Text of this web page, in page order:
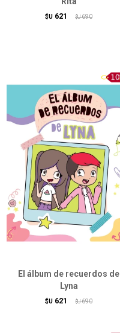
$U 621 $U 690
El álbum de recuerdos de
Lyna
$U 621 $U 690